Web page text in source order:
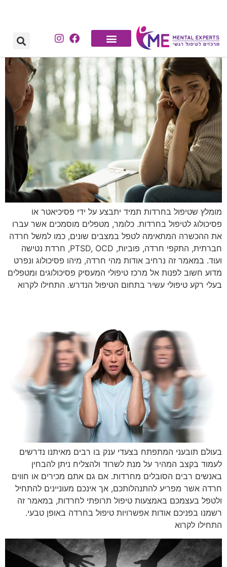
מומלץ שטיפול בחרדות תמיד יתבצע על ידי פסיכיאטר או
פסיכולוג לטיפול בחרדות. כלומר, מטפלים מוסמכים אשר עברו
את ההכשרה המתאימה לטפל במצבים שונים, כמו למשל חרדה
חברתית, התקפי חרדה, פוביות, PTSD, OCD, חרדת נטישה
ועוד. במאמר זה נרחיב אודות מהי חרדה, מיהו פסיכולוג ונפרט
מדוע חשוב לפנות אל מרכז טיפולי המעסיק פסיכולוגים ומטפלים
בעלי רקע טיפולי עשיר בתחום הטיפול הנדרש. התחילו לקרוא
בעולם תובעני המתפתח בצעדי ענק בו רבים מאיתנו נדרשים
לעמוד בקצב המהיר על מנת לשרוד ולהצליח ניתן להבחין
באנשים רבים הסובלים מחרדות. אם גם אתם מכירים או חווים
חרדה אשר מפריע להתנהלותכם, אך אינכם מעוניינים להתחיל
ולטפל בעצמכם באמצעות טיפול תרופתי לחרדות, במאמר זה
רשמנו בפניכם אודות אפשרויות טיפול בחרדה באופן טבעי.
התחילו לקרוא